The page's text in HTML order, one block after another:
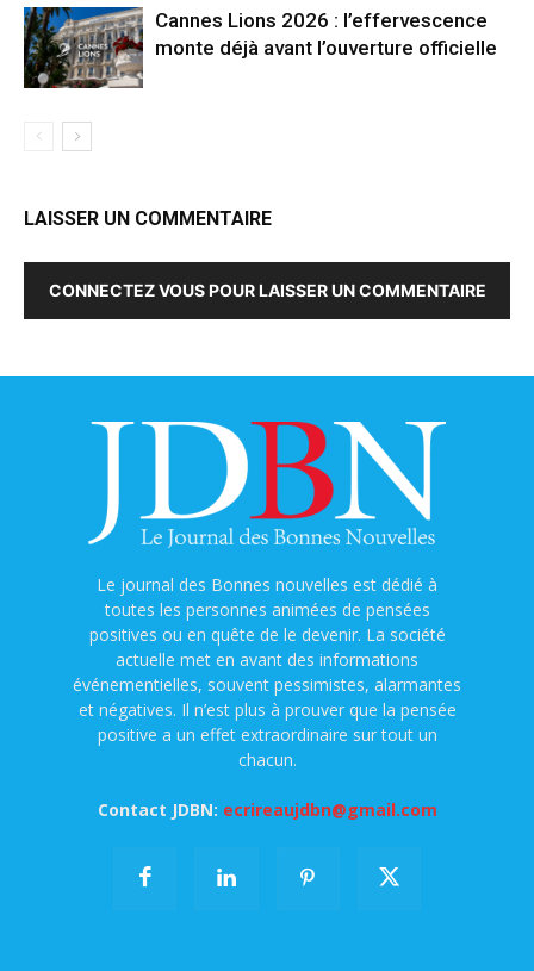
Cannes Lions 2026 : l’effervescence
monte déjà avant l’ouverture officielle
LAISSER UN COMMENTAIRE
CONNECTEZ VOUS POUR LAISSER UN COMMENTAIRE
Le journal des Bonnes nouvelles est dédié à
toutes les personnes animées de pensées
positives ou en quête de le devenir. La société
actuelle met en avant des informations
événementielles, souvent pessimistes, alarmantes
et négatives. Il n’est plus à prouver que la pensée
positive a un effet extraordinaire sur tout un
chacun.
Contact JDBN: ecrireaujdbn@gmail.com